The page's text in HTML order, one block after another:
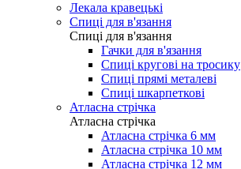
Лекала кравецькі
Cпиці для в'язання
Cпиці для в'язання
Гачки для в'язання
Спиці кругові на тросику
Спиці прямі металеві
Спиці шкарпеткові
Атласна стрічка
Атласна стрічка
Атласна стрічка 6 мм
Атласна стрічка 10 мм
Атласна стрічка 12 мм